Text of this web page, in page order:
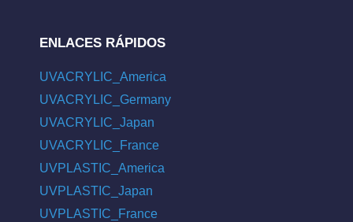
ENLACES RÁPIDOS
UVACRYLIC_America
UVACRYLIC_Germany
UVACRYLIC_Japan
UVACRYLIC_France
UVPLASTIC_America
UVPLASTIC_Japan
UVPLASTIC_France